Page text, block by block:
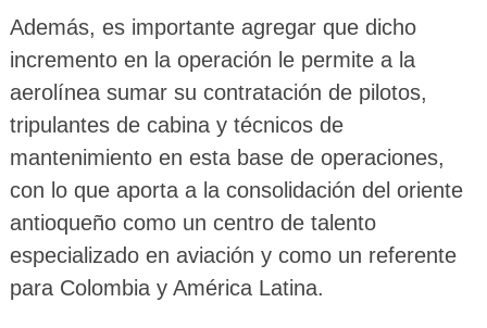
Además, es importante agregar que dicho
incremento en la operación le permite a la
aerolínea sumar su contratación de pilotos,
tripulantes de cabina y técnicos de
mantenimiento en esta base de operaciones,
con lo que aporta a la consolidación del oriente
antioqueño como un centro de talento
especializado en aviación y como un referente
para Colombia y América Latina.